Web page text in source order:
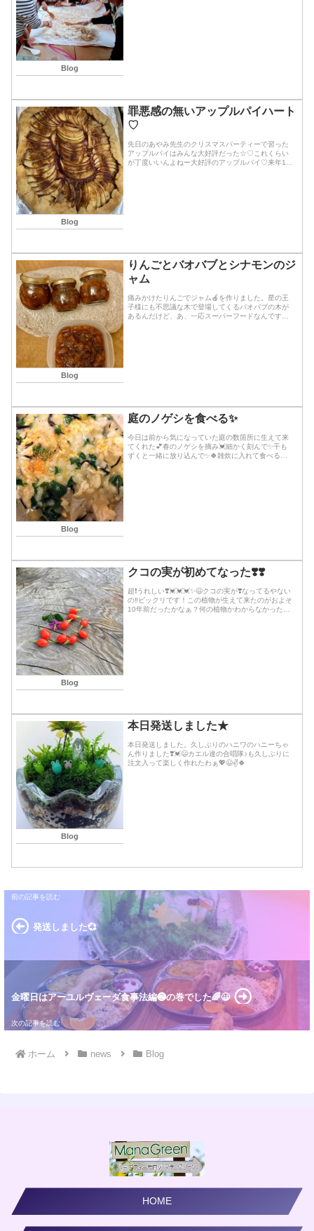
Blog
Blog
罪悪感の無いアップルパイハート
♡
先日のあやみ先生のクリスマスパーティーで習った
アップルパイはみんな大好評だった☆♡これくらい
が丁度いいんよねー大好評のアップルパイ♡来年1月
Blog
りんごとバオバブとシナモンのジ
ャム
痛みかけたりんごでジャム🍎を作りました。星の王
子様にも不思議な木で登場してくるバオバブの木が
あるんだけど、あ、一応スーパーフードなんです☆
Blog
庭のノゲシを食べる✨
今日は前から気になっていた庭の数箇所に生えて来
てくれた💕春のノゲシを摘み💓細かく刻んで✨干も
ずくと一緒に放り込んで✨🍀雑炊に入れて食べる事
Blog
クコの実が初めてなった❣️❣️
超❗️うれしい❣️💓💓💓✨😃クコの実が❣️なってるやない
の‼️ビックリです！この植物が生えて来たのがおよそ
10年前だったかなぁ？何の植物かわからなかった場
Blog
本日発送しました★
本日発送しました。久しぶりのハニワのハニーちゃ
ん作りました❣️💓😄カエル達の合唱隊♪も久しぶりに
注文入って楽しく作れたわぁ💖😃✌️🍀
発送しました💞
金曜日はアーユルヴェーダ食事法編❷の巻でした🌈😃
ホーム news Blog
HOME